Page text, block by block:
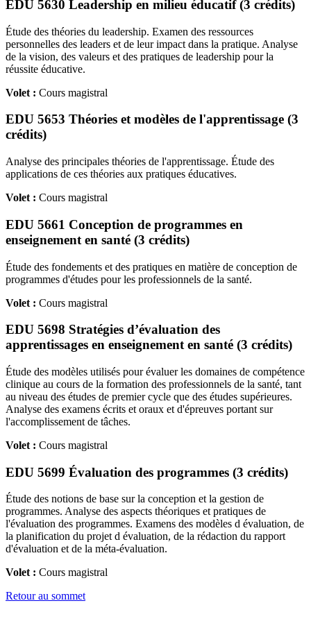
EDU 5630 Leadership en milieu éducatif (3 crédits)
Étude des théories du leadership. Examen des ressources
personnelles des leaders et de leur impact dans la pratique. Analyse
de la vision, des valeurs et des pratiques de leadership pour la
réussite éducative.
Volet : Cours magistral
EDU 5653 Théories et modèles de l'apprentissage (3
crédits)
Analyse des principales théories de l'apprentissage. Étude des
applications de ces théories aux pratiques éducatives.
Volet : Cours magistral
EDU 5661 Conception de programmes en
enseignement en santé (3 crédits)
Étude des fondements et des pratiques en matière de conception de
programmes d'études pour les professionnels de la santé.
Volet : Cours magistral
EDU 5698 Stratégies d’évaluation des
apprentissages en enseignement en santé (3 crédits)
Étude des modèles utilisés pour évaluer les domaines de compétence
clinique au cours de la formation des professionnels de la santé, tant
au niveau des études de premier cycle que des études supérieures.
Analyse des examens écrits et oraux et d'épreuves portant sur
l'accomplissement de tâches.
Volet : Cours magistral
EDU 5699 Évaluation des programmes (3 crédits)
Étude des notions de base sur la conception et la gestion de
programmes. Analyse des aspects théoriques et pratiques de
l'évaluation des programmes. Examens des modèles d évaluation, de
la planification du projet d évaluation, de la rédaction du rapport
d'évaluation et de la méta-évaluation.
Volet : Cours magistral
Retour au sommet